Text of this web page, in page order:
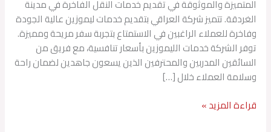
المتميزة والموثوقة في تقديم خدمات النقل الفاخرة في مدينة
الغردقة. تتميز شركة العراقي بتقديم خدمات ليموزين عالية الجودة
وفاخرة للعملاء الراغبين في الاستمتاع بتجربة سفر مريحة ومميزة.
توفر الشركة خدمات الليموزين بأسعار تنافسية، مع فريق من
السائقين المدربين والمحترفين الذين يسعون جاهدين لضمان راحة
وسلامة العملاء خلال […]
قراءة المزيد »